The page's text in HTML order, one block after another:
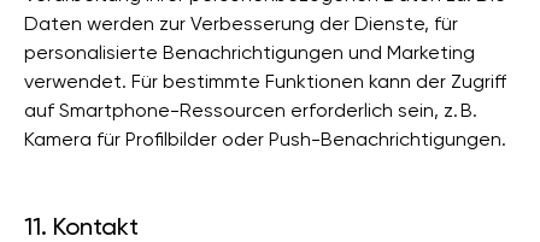
Daten werden zur Verbesserung der Dienste, für
personalisierte Benachrichtigungen und Marketing
verwendet. Für bestimmte Funktionen kann der Zugriff
auf Smartphone-Ressourcen erforderlich sein, z. B.
Kamera für Profilbilder oder Push-Benachrichtigungen.
11. Kontakt